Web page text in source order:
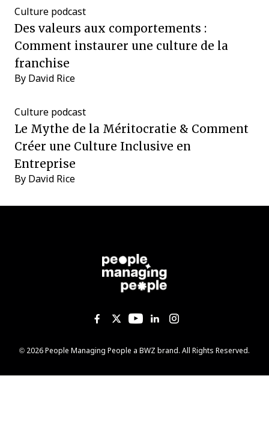
Culture podcast
Des valeurs aux comportements :
Comment instaurer une culture de la
franchise
By David Rice
Culture podcast
Le Mythe de la Méritocratie & Comment
Créer une Culture Inclusive en
Entreprise
By David Rice
Like us on Facebook
Follow us on Twitter
Follow us on
Add us on
Follow us on
© 2026 People Managing People a BWZ Opens new window
brand. All Rights Reserved.